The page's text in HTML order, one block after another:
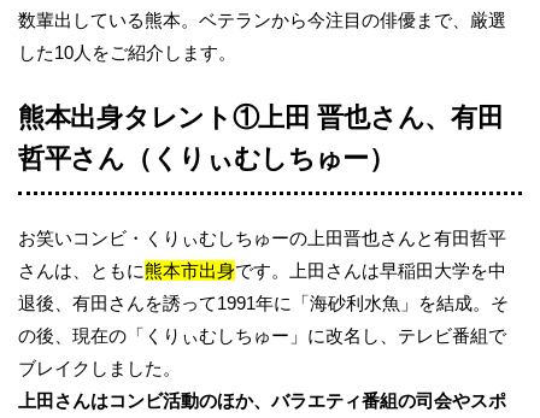
数輩出している熊本。ベテランから今注目の俳優まで、厳選
した10人をご紹介します。
熊本出身タレント①上田 晋也さん、有田
哲平さん（くりぃむしちゅー）
お笑いコンビ・くりぃむしちゅーの上田晋也さんと有田哲平
さんは、ともに熊本市出身です。上田さんは早稲田大学を中
退後、有田さんを誘って1991年に「海砂利水魚」を結成。そ
の後、現在の「くりぃむしちゅー」に改名し、テレビ番組で
ブレイクしました。
上田さんはコンビ活動のほか、バラエティ番組の司会やスポ